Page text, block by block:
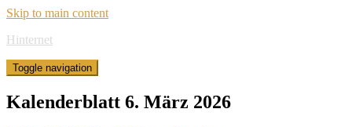
Skip to main content
Hinternet
Toggle navigation
Kalenderblatt 6. März 2026